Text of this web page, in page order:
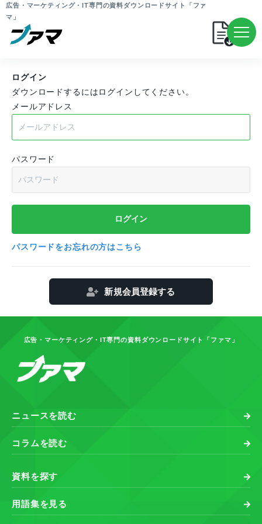
広告・マーケティング・IT専門の資料ダウンロードサイト「ファ
マ」
ログイン
ダウンロードするにはログインしてください。
メールアドレス
パスワード
パスワードをお忘れの方はこちら
新規会員登録する
広告・マーケティング・IT専門の資料ダウンロードサイト「ファマ」
ニュースを読む
コラムを読む
資料を探す
用語集を見る